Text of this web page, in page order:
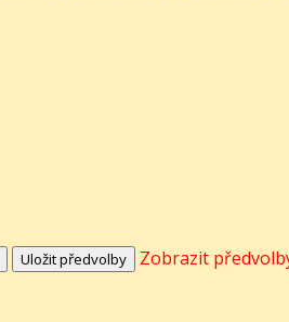
Uložit předvolby
Zobrazit